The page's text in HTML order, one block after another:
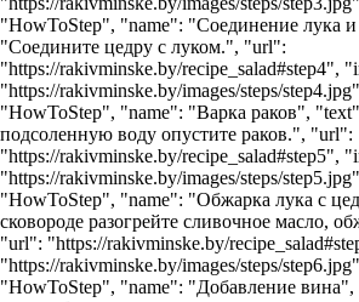
"HowToStep", "name": "Соединение лука
"Соедините цедру с луком.", "url":
"https://rakivminske.by/recipe_salad#step4",
"https://rakivminske.by/images/steps/
"HowToStep", "name": "Варка раков",
подсоленную воду опустите раков.", "url":
"https://rakivminske.by/recipe_salad#step5",
"https://rakivminske.by/images/steps/
"HowToStep", "name": "Обжарка лука с
сковороде разогрейте сливочное масло,
"url": "https://rakivminske.by/
"https://rakivminske.by/images/steps/
"HowToStep", "name": "Добавление вина",